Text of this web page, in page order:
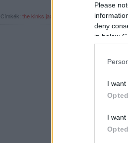
Please
deny
in below
I
I
Címkék: the kinks jack white the white stripes